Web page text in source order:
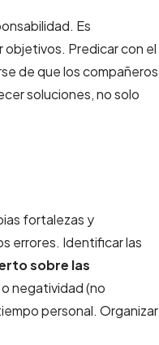
Es
objetivos. Predicar con el
de que los compañeros
soluciones, no solo
fortalezas y
errores. Identificar las
sobre las
negatividad (no
personal. Organizar